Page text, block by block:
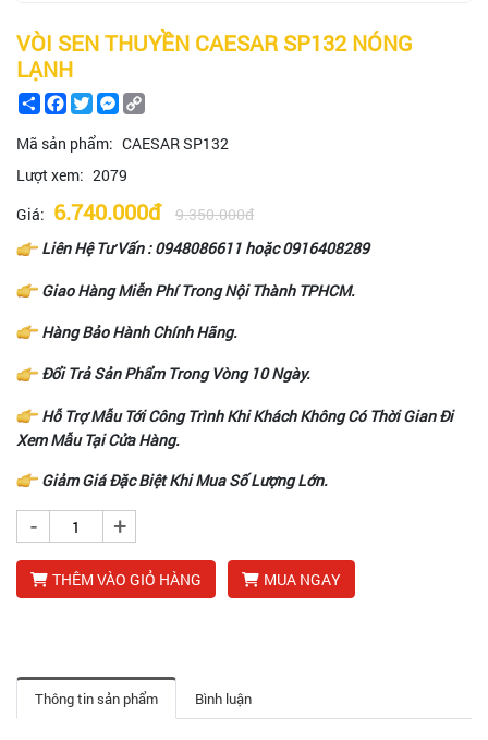
VÒI SEN THUYỀN CAESAR SP132 NÓNG
LẠNH
ShareFacebook
TwitterMessenger
Mã sản phẩm: CAESAR SP132
Lượt xem: 2079
Giá: 6.740.000đ
9.350.000đ
Liên Hệ Tư Vấn :0948086611 hoặc0916408289
Giao Hàng Miễn Phí Trong Nội Thành TPHCM.
Hàng Bảo Hành Chính Hãng.
Đổi Trả Sản Phẩm Trong Vòng 10 Ngày.
Hỗ Trợ Mẫu Tới Công Trình Khi Khách Không Có Thời Gian Đi
Xem Mẫu Tại Cửa Hàng.
Giảm Giá Đặc Biệt Khi Mua Số Lượng Lớn.
- +
THÊM VÀO GIỎ HÀNG MUA NGAY
Thông tin sản phẩm Bình luận